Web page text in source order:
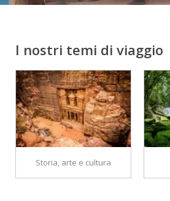
I nostri temi di viaggio
Storia, arte e cultura